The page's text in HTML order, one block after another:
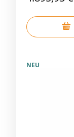
NEU